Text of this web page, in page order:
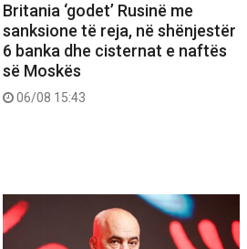
Britania ‘godet’ Rusinë me
sanksione të reja, në shënjestër
6 banka dhe cisternat e naftës
së Moskës
06/08 15:43